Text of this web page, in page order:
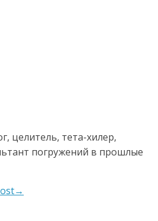
целитель, тета-хилер,
погружений в прошлые